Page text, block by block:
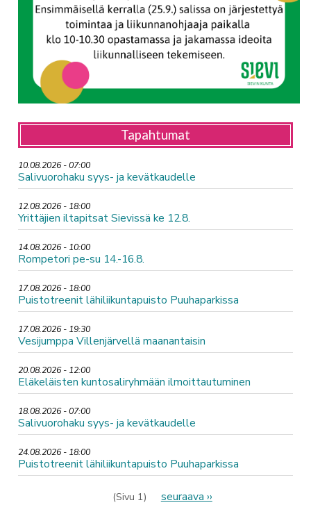
Tapahtumat
10.08.2026 - 07:00
Salivuorohaku syys- ja kevätkaudelle
12.08.2026 - 18:00
Yrittäjien iltapitsat Sievissä ke 12.8.
14.08.2026 - 10:00
Rompetori pe-su 14.-16.8.
17.08.2026 - 18:00
Puistotreenit lähiliikuntapuisto Puuhaparkissa
17.08.2026 - 19:30
Vesijumppa Villenjärvellä maanantaisin
20.08.2026 - 12:00
Eläkeläisten kuntosaliryhmään ilmoittautuminen
18.08.2026 - 07:00
Salivuorohaku syys- ja kevätkaudelle
24.08.2026 - 18:00
Puistotreenit lähiliikuntapuisto Puuhaparkissa
(Sivu 1)
Seuraava
seuraava ››